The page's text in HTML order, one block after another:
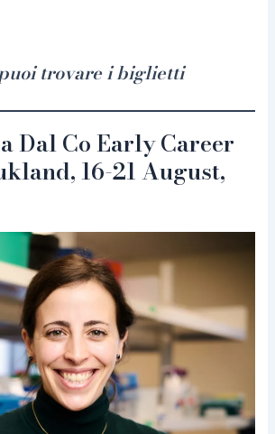
trovare i biglietti
Dal Co Early Career
16-21 August,